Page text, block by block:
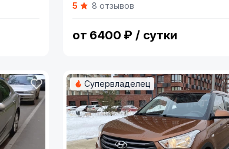
of5
8 отзывов
от 6400 ₽ / сутки
Супервладелец